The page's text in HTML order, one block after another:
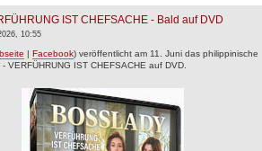
IST CHEFSACHE - Bald auf DVD
10:55
Facebook) veröffentlicht am 11. Juni das philippinische
VERFÜHRUNG IST CHEFSACHE auf DVD.